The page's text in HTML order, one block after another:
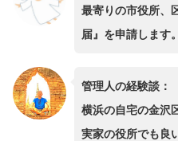
最寄りの市役所、
届』を申請します。
管理人の経験談：
横浜の自宅の金沢
実家の役所でも良